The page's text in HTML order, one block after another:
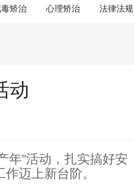
矫治 心理矫治 法律法规
动
年”活动，扎实搞好安
迈上新台阶。